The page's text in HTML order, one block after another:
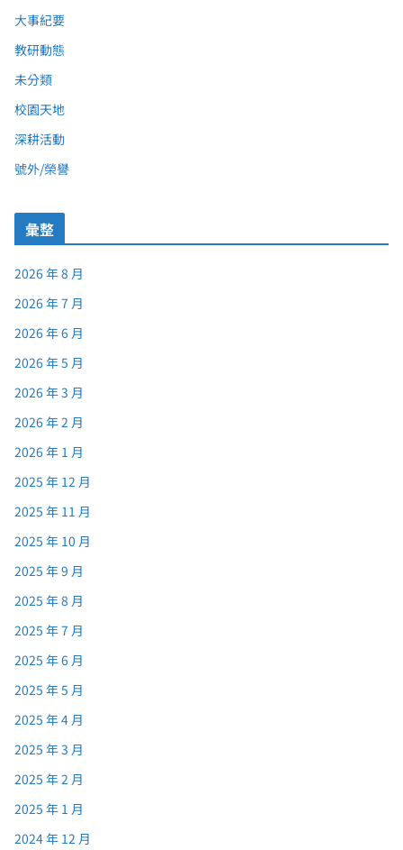
大事紀要
教研動態
未分類
校園天地
深耕活動
號外/榮譽
彙整
2026 年 8 月
2026 年 7 月
2026 年 6 月
2026 年 5 月
2026 年 3 月
2026 年 2 月
2026 年 1 月
2025 年 12 月
2025 年 11 月
2025 年 10 月
2025 年 9 月
2025 年 8 月
2025 年 7 月
2025 年 6 月
2025 年 5 月
2025 年 4 月
2025 年 3 月
2025 年 2 月
2025 年 1 月
2024 年 12 月